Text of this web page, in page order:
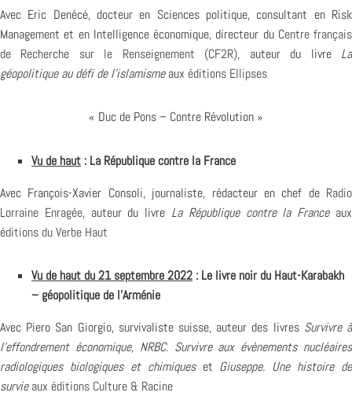
Avec Eric Denécé, docteur en Sciences politique, consultant en Risk
Management et en Intelligence économique, directeur du Centre français
de Recherche sur le Renseignement (CF2R), auteur du livre La
géopolitique au défi de l’islamismeaux éditions Ellipses
« Duc de Pons – Contre Révolution »
Vu de haut : La République contre la France
Avec François-Xavier Consoli, journaliste, rédacteur en chef de Radio
Lorraine Enragée, auteur du livre La République contre la Franceaux
éditions du Verbe Haut
Vu de haut du 21 septembre 2022 : Le livre noir du Haut-Karabakh
– géopolitique de l’Arménie
Avec Piero San Giorgio, survivaliste suisse, auteur des livres Survivre à
l’effondrement économique, NRBC. Survivre aux évènements nucléaires
radiologiques biologiques et chimiqueset Giuseppe. Une histoire de
survieaux éditions Culture & Racine